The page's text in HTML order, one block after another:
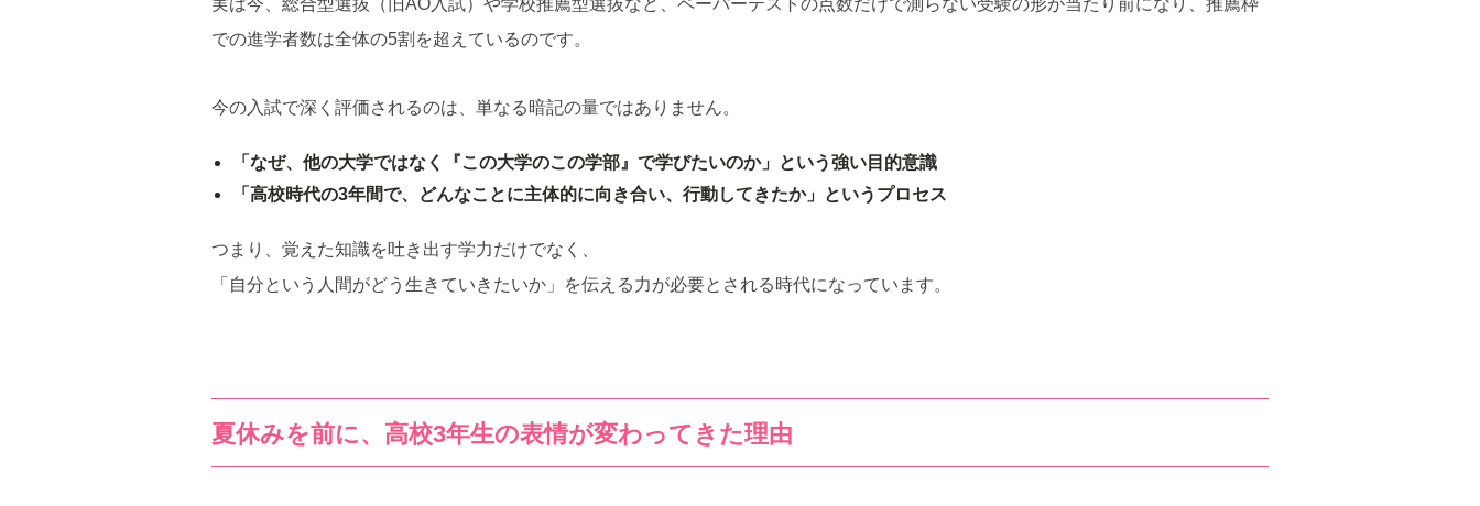
での進学者数は全体の5割を超えているのです。
今の入試で深く評価されるのは、単なる暗記の量ではありません。
「なぜ、他の大学ではなく『この大学のこの学部』で学びたいのか」という強い目的意識
「高校時代の3年間で、どんなことに主体的に向き合い、行動してきたか」というプロセス
つまり、覚えた知識を吐き出す学力だけでなく、
「自分という人間がどう生きていきたいか」を伝える力が必要とされる時代になっています。
夏休みを前に、高校3年生の表情が変わってきた理由